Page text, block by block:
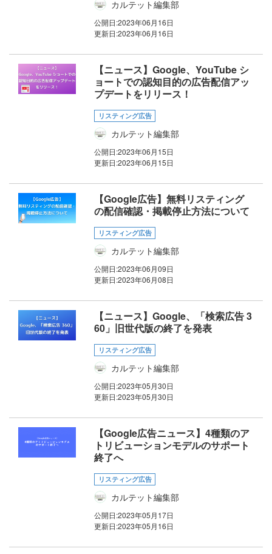
カルテット編集部
公開日:2023年06月16日
更新日:2023年06月16日
【ニュース】Google、YouTube シ
ョートでの認知目的の広告配信アッ
プデートをリリース！
リスティング広告
カルテット編集部
公開日:2023年06月15日
更新日:2023年06月15日
【Google広告】無料リスティング
の配信確認・掲載停止方法について
リスティング広告
カルテット編集部
公開日:2023年06月09日
更新日:2023年06月08日
【ニュース】Google、「検索広告 3
60」旧世代版の終了を発表
リスティング広告
カルテット編集部
公開日:2023年05月30日
更新日:2023年05月30日
【Google広告ニュース】4種類のア
トリビューションモデルのサポート
終了へ
リスティング広告
カルテット編集部
公開日:2023年05月17日
更新日:2023年05月16日